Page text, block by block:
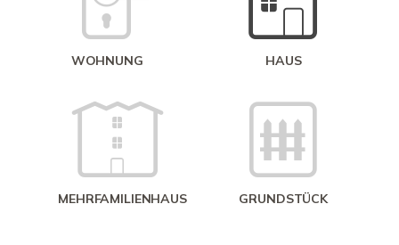
WOHNUNG HAUS
MEHRFAMILIENHAUS GRUNDSTÜCK